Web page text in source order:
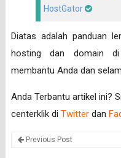
HostGator
Diatas adalah panduan
hosting dan domain
membantu Anda dan
Anda Terbantu artikel ini?
centerklik di Twitterdan
Previous Post